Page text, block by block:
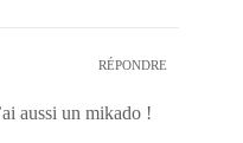
RÉPONDRE
aussi un mikado !